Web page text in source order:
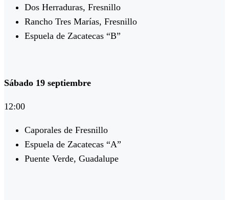
Dos Herraduras, Fresnillo
Rancho Tres Marías, Fresnillo
Espuela de Zacatecas “B”
Sábado 19 septiembre
12:00
Caporales de Fresnillo
Espuela de Zacatecas “A”
Puente Verde, Guadalupe